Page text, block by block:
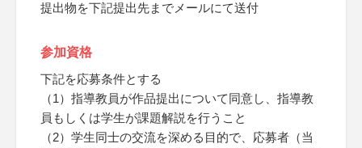
提出物を下記提出先までメールにて送付
参加資格
下記を応募条件とする
（1）指導教員が作品提出について同意し、指導教
員もしくは学生が課題解説を行うこと
（2）学生同士の交流を深める目的で、応募者（当